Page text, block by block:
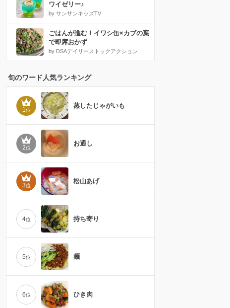
ワイゼリー♪
by サンサンキッズTV
ごはんが進む！イワシ缶×カブの葉
で即席おかず
by DSAデイリーストックアクション
旬のワード人気ランキング
1位
蒸したじゃがいも
2位
お通し
3位
松山あげ
4位 持ち寄り
5位 麺
6位 ひき肉